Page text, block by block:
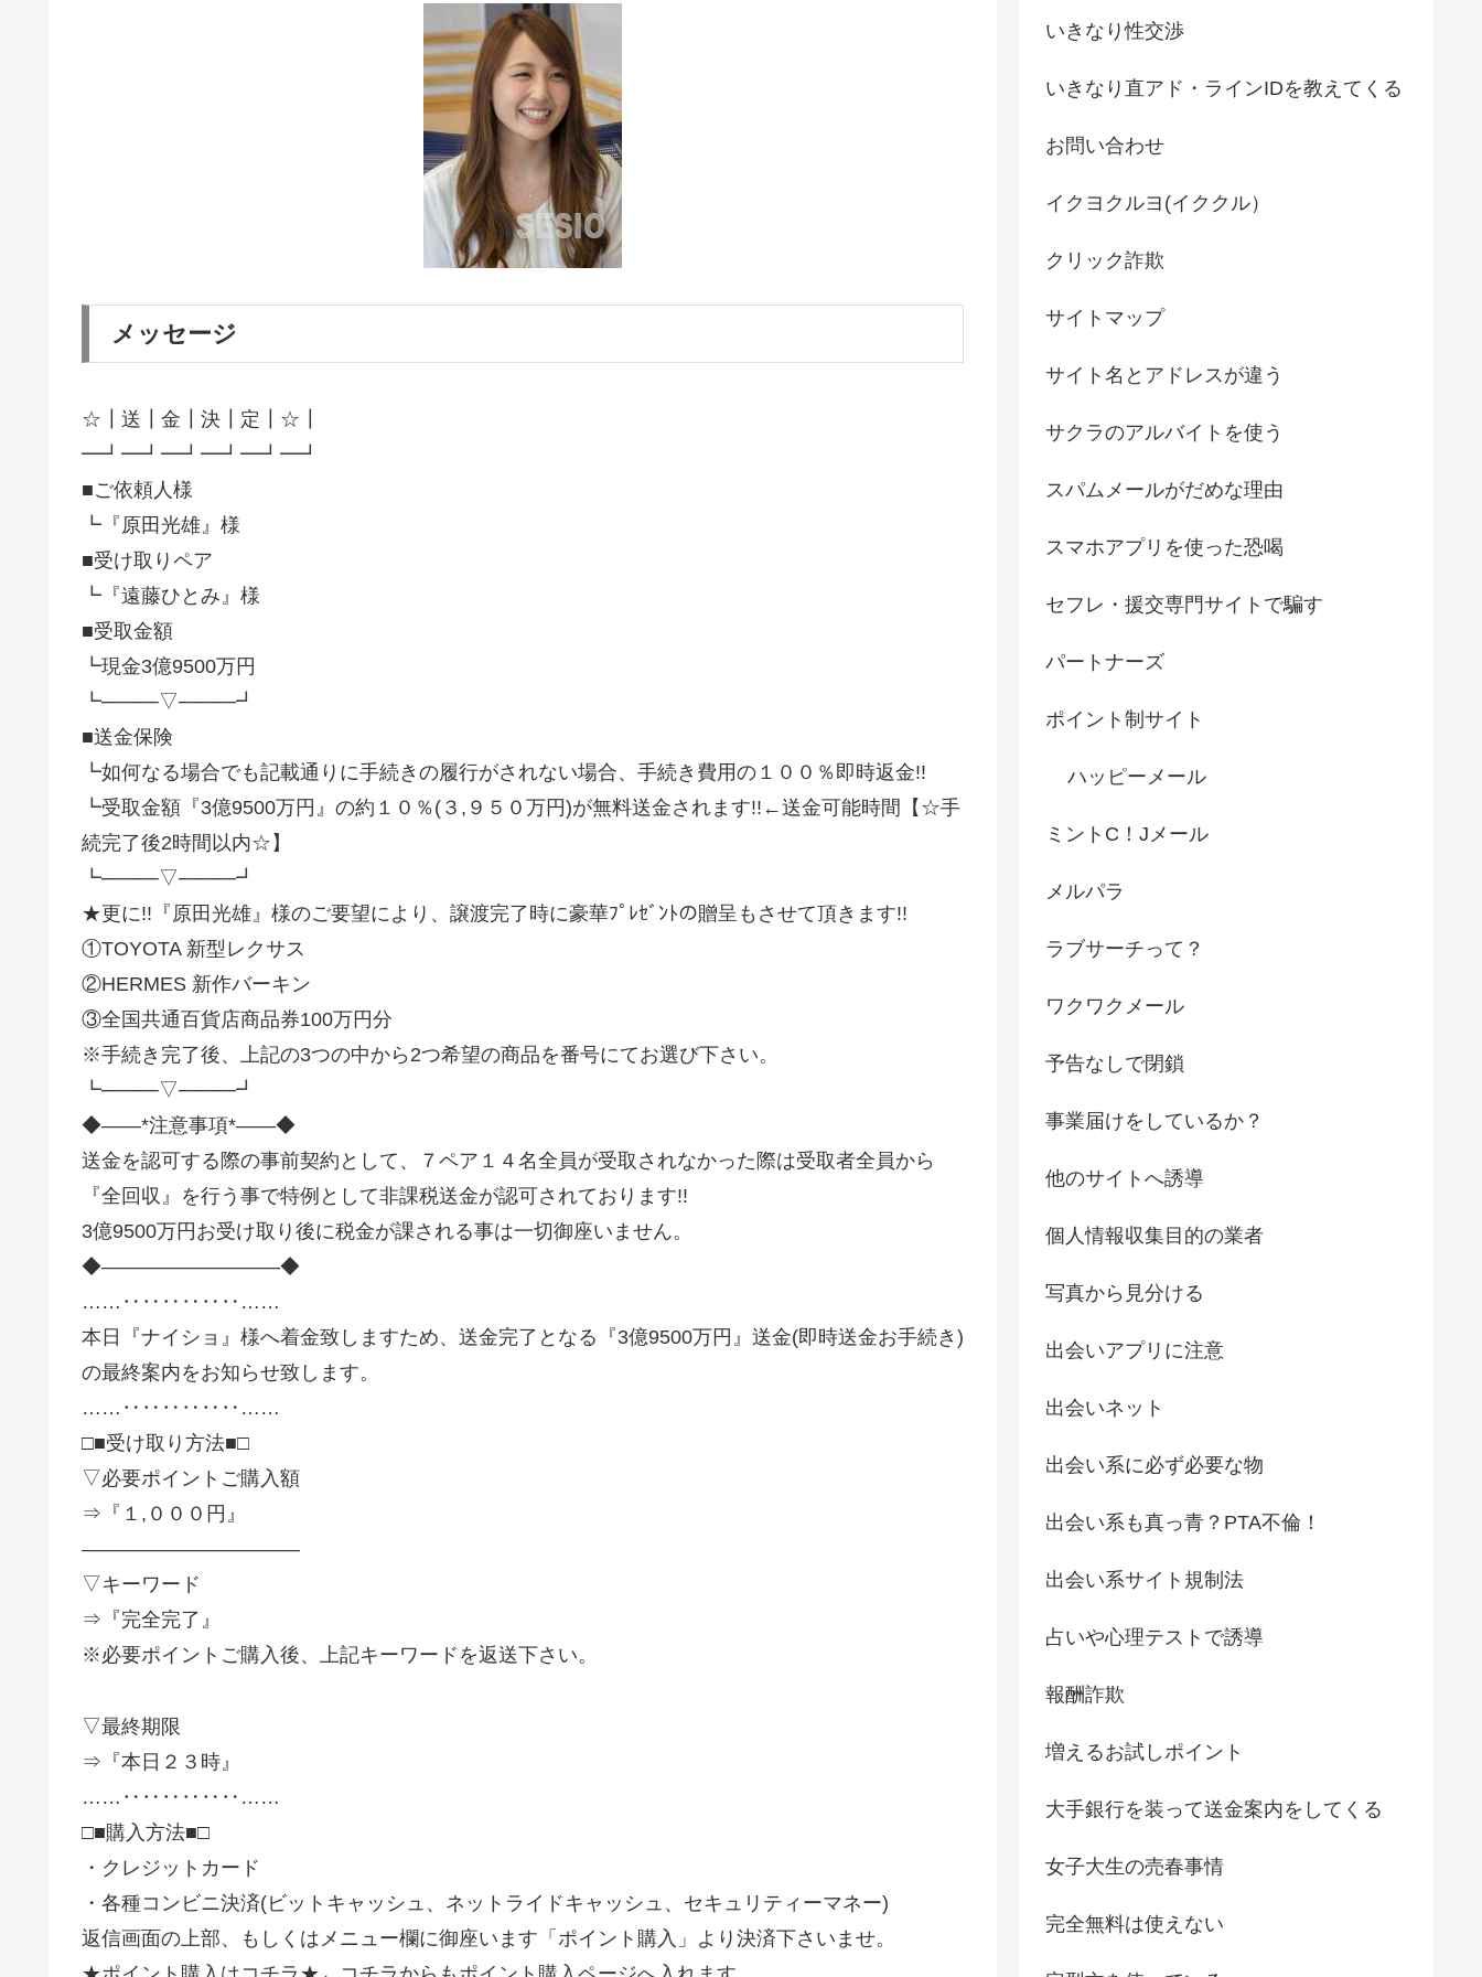
メッセージ
☆┃送┃金┃決┃定┃☆┃
━┛━┛━┛━┛━┛━┛
■ご依頼人様
┗『原田光雄』様
■受け取りペア
┗『遠藤ひとみ』様
■受取金額
┗現金3億9500万円
┗────▽────┛
■送金保険
┗如何なる場合でも記載通りに手続きの履行がされない場合、手続き費用の１００％即時返金!!
┗受取金額『3億9500万円』の約１０％(３,９５０万円)が無料送金されます!!←送金可能時間【☆手
続完了後2時間以内☆】
┗────▽────┛
★更に!!『原田光雄』様のご要望により、譲渡完了時に豪華ﾌﾟﾚｾﾞﾝﾄの贈呈もさせて頂きます!!
①TOYOTA 新型レクサス
②HERMES 新作バーキン
③全国共通百貨店商品券100万円分
※手続き完了後、上記の3つの中から2つ希望の商品を番号にてお選び下さい。
┗────▽────┛
◆――*注意事項*――◆
送金を認可する際の事前契約として、７ペア１４名全員が受取されなかった際は受取者全員から
『全回収』を行う事で特例として非課税送金が認可されております!!
3億9500万円お受け取り後に税金が課される事は一切御座いません。
◆―――――――――◆
……‥‥‥‥‥‥……
本日『ナイショ』様へ着金致しますため、送金完了となる『3億9500万円』送金(即時送金お手続き)
の最終案内をお知らせ致します。
……‥‥‥‥‥‥……
□■受け取り方法■□
▽必要ポイントご購入額
⇒『１,０００円』
―――――――――――
▽キーワード
⇒『完全完了』
※必要ポイントご購入後、上記キーワードを返送下さい。
▽最終期限
⇒『本日２３時』
……‥‥‥‥‥‥……
□■購入方法■□
・クレジットカード
・各種コンビニ決済(ビットキャッシュ、ネットライドキャッシュ、セキュリティーマネー)
返信画面の上部、もしくはメニュー欄に御座います「ポイント購入」より決済下さいませ。
いきなり性交渉
いきなり直アド・ラインIDを教えてくる
お問い合わせ
イクヨクルヨ(イククル）
クリック詐欺
サイトマップ
サイト名とアドレスが違う
サクラのアルバイトを使う
スパムメールがだめな理由
スマホアプリを使った恐喝
セフレ・援交専門サイトで騙す
パートナーズ
ポイント制サイト
ハッピーメール
ミントC！Jメール
メルパラ
ラブサーチって？
ワクワクメール
予告なしで閉鎖
事業届けをしているか？
他のサイトへ誘導
個人情報収集目的の業者
写真から見分ける
出会いアプリに注意
出会いネット
出会い系に必ず必要な物
出会い系も真っ青？PTA不倫！
出会い系サイト規制法
占いや心理テストで誘導
報酬詐欺
増えるお試しポイント
大手銀行を装って送金案内をしてくる
女子大生の売春事情
完全無料は使えない